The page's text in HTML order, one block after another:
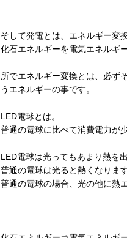
そして発電とは、エネルギー変換
化石エネルギーを電気エネルギ
所でエネルギー変換とは、必ず
うエネルギーの事です。
LED電球とは。
普通の電球に比べて消費電力が
LED電球は光ってもあまり熱を
普通の電球は光ると熱くなります
普通の電球の場合、光の他に熱